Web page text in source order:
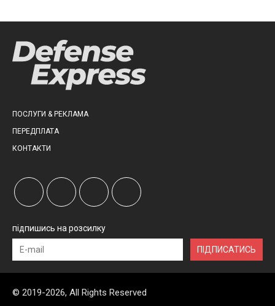
ПОСЛУГИ & РЕКЛАМА
ПЕРЕДПЛАТА
КОНТАКТИ
підпишись на розсилку
ПІДПИСАТИСЬ
© 2019-2026, All Rights Reserved